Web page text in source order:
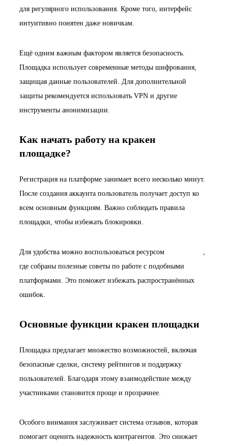
для регулярного использования. Кроме того, интерфейс
интуитивно понятен даже новичкам.
Ещё одним важным фактором является безопасность.
Площадка использует современные методы шифрования,
защищая данные пользователей. Для дополнительной
защиты рекомендуется использовать VPN и другие
инструменты анонимизации.
Как начать работу на кракен
площадке?
Регистрация на платформе занимает всего несколько минут.
После создания аккаунта пользователь получает доступ ко
всем основным функциям. Важно соблюдать правила
площадки, чтобы избежать блокировки.
Для удобства можно воспользоваться ресурсом
где собраны полезные советы по работе с подобными
платформами. Это поможет избежать распространённых
ошибок.
Основные функции кракен площадки
Площадка предлагает множество возможностей, включая
безопасные сделки, систему рейтингов и поддержку
пользователей. Благодаря этому взаимодействие между
участниками становится проще и прозрачнее.
Особого внимания заслуживает система отзывов, которая
помогает оценить надежность контрагентов. Это снижает